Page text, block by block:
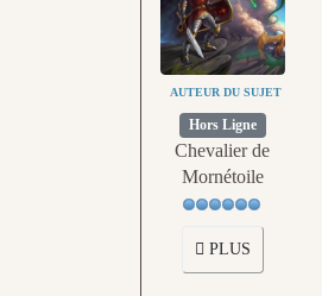
AUTEUR DU SUJET
Hors Ligne
Chevalier de
Mornétoile
PLUS